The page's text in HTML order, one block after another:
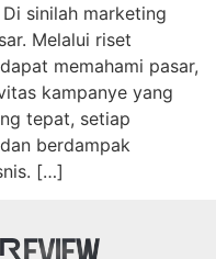
sinilah marketing
Melalui riset
memahami pasar,
kampanye yang
tepat, setiap
berdampak
[…]